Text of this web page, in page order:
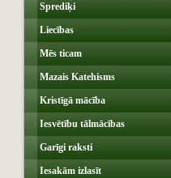
Sprediķi
Liecības
Mēs ticam
Mazais Katehisms
Kristīgā mācība
Iesvētību tālmācības
Garīgi raksti
Iesakām izlasīt